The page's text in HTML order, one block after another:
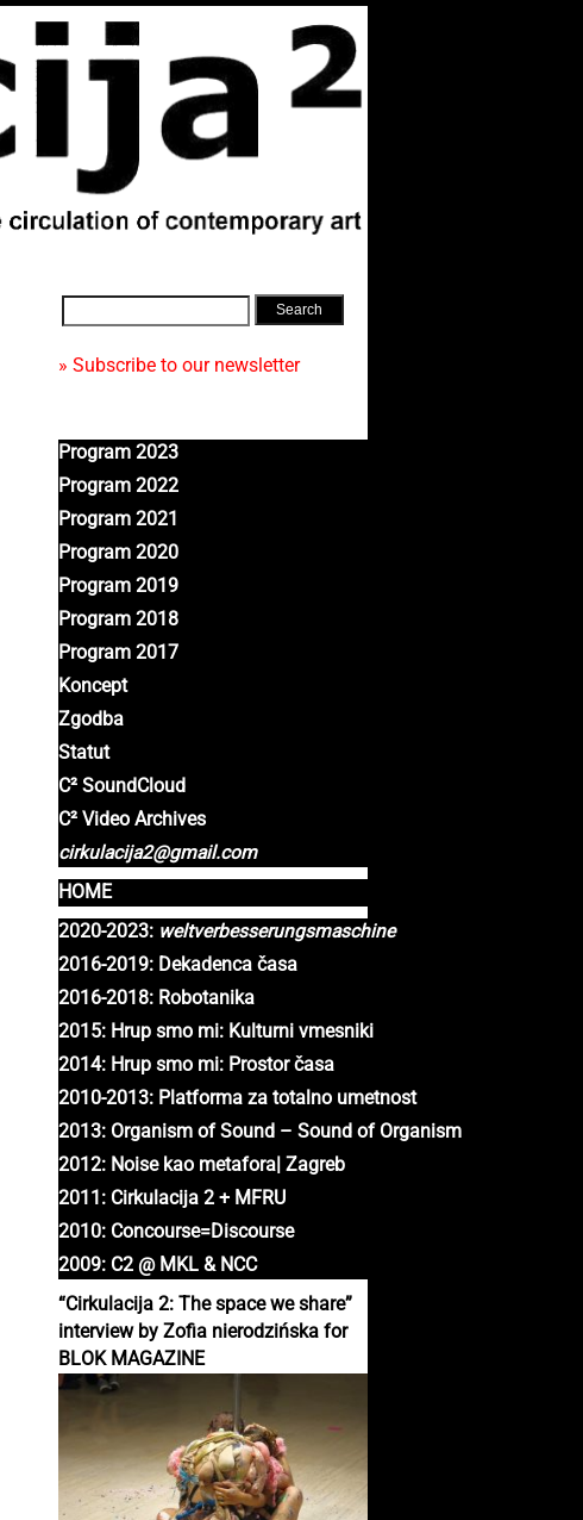
» Subscribe to our newsletter
Program 2023
Program 2022
Program 2021
Program 2020
Program 2019
Program 2018
Program 2017
Koncept
Zgodba
Statut
C² SoundCloud
C² Video Archives
cirkulacija2@gmail.com
HOME
2020-2023: weltverbesserungsmaschine
2016-2019: Dekadenca časa
2016-2018: Robotanika
2015: Hrup smo mi: Kulturni vmesniki
2014: Hrup smo mi: Prostor časa
2010-2013: Platforma za totalno umetnost
2013: Organism of Sound – Sound of Organism
2012: Noise kao metafora| Zagreb
2011: Cirkulacija 2 + MFRU
2010: Concourse=Discourse
2009: C2 @ MKL & NCC
“Cirkulacija 2: The space we share”
interview by Zofia nierodzińska for
BLOK MAGAZINE